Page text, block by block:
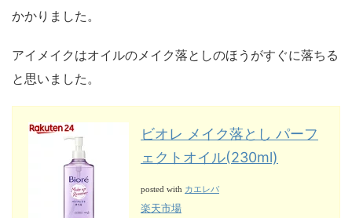
かかりました。
アイメイクはオイルのメイク落としのほうがすぐに落ちる
と思いました。
ビオレ メイク落とし パーフ
ェクトオイル(230ml)
posted with カエレバ
楽天市場